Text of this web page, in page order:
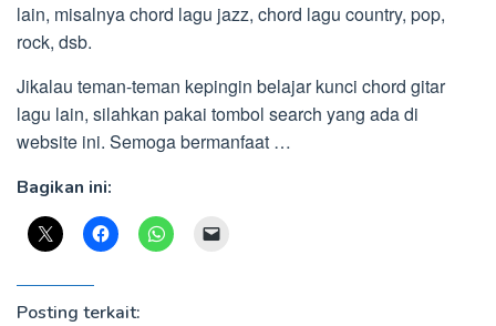
lain, misalnya chord lagu jazz, chord lagu country, pop,
rock, dsb.
Jikalau teman-teman kepingin belajar kunci chord gitar
lagu lain, silahkan pakai tombol search yang ada di
website ini. Semoga bermanfaat …
Bagikan ini:
Posting terkait: